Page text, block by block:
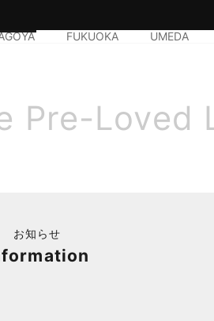
FUKUOKA UMEDA
Pre-Loved
お知らせ